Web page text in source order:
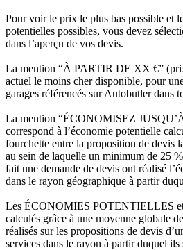
Pour voir le prix le plus bas possible et
potentielles possibles, vous devez
dans l’aperçu de vos devis.
La mention “À PARTIR DE XX €”
actuel le moins cher disponible, pour
garages référencés sur Autobutler dans
La mention “ÉCONOMISEZ
correspond à l’économie potentielle
fourchette entre la proposition de devis
au sein de laquelle un minimum de 25
fait une demande de devis ont réalisé
dans le rayon géographique à partir
Les ÉCONOMIES POTENTIELLES
calculés grâce à une moyenne globale
réalisés sur les propositions de devis
services dans le rayon à partir duquel ils